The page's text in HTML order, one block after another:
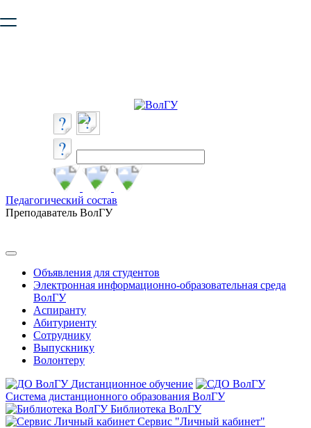
безопасную работу с сайтом. Пожалуйста
Педагогический состав
Преподаватель ВолГУ
Объявления для студентов
Электронная информационно-образовательная среда
ВолГУ
Аспиранту
Абитуриенту
Сотруднику
Выпускнику
Волонтеру
Дистанционное обучение
Система дистанционного образования ВолГУ
Библиотека ВолГУ
Сервис "Личный кабинет"